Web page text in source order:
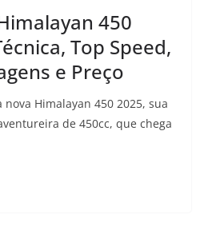
450
Top Speed,
e Preço
Himalayan 450 2025, sua
de 450cc, que chega